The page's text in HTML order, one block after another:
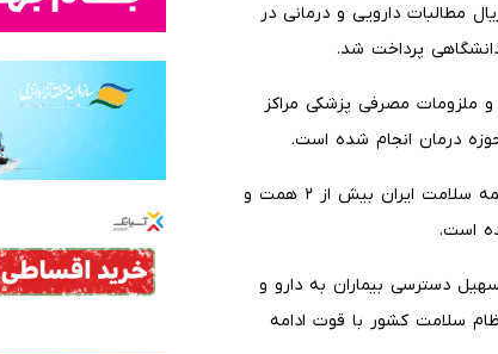
یارانه‌ها اعلام کرد: ۷۰ هزار میلیارد ریال مطالبات دارویی و درمانی در
پرداخت شد.
مصرفی پزشکی مراکز
درمان انجام شده است.
در این چارچوب، سهم سازمان تأمین اجتماعی بیش از ۴.۲ همت، سازمان بیمه سلامت ایران بیش از ۲ همت و
دسترسی بیماران به دارو و
سلامت کشور با قوت ادامه